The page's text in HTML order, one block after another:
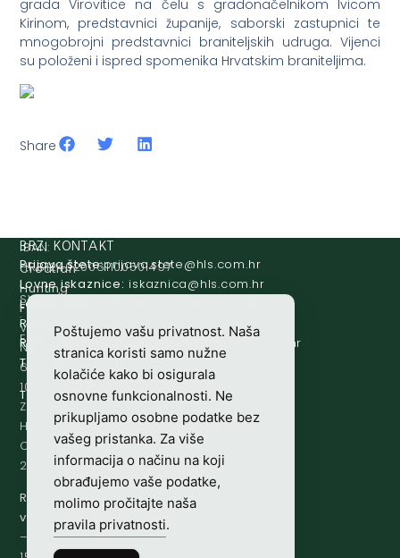
grada Virovitice na čelu s gradonačelnikom Ivicom
Kirinom, predstavnici županije, saborski zastupnici te
mnogobrojni predstavnici braniteljskih udruga. Vijenci
su položeni i ispred spomenika Hrvatskim braniteljima.
Share
Croatian
Hunting
Federation
Vladimira
Nazora
63
10000
Zagreb,
Hrvatska
OIB-
28817560444
Radno
vrijeme: 7:00
–
IBAN:
HR8124020061100501497
SWIFT/BIC
:
ESBCHR22
BRZI KONTAKT
Prijava štete: rh.moc.slh
@etets.avajirp
Lovne iskaznice:
rh.moc.slh
@acinzaksi
Lovno osposobljavanje:
Redakcija/ digitalni mediji:
rh.sl
@aidem
Računovodstvo:
rh.moc.slh
@ovtsdovonucar
Tajništvo:
rh.sl
@slh
Telefon: +385 (0)1 48 34 560
Poštujemo vašu privatnost. Naša
stranica koristi samo nužne
kolačiće kako bi osigurala
osnovne funkcionalnosti. Ne
prikupljamo osobne podatke bez
vašeg pristanka. Za više
informacija o načinu na koji
obrađujemo vaše podatke,
molimo pročitajte naša
pravila privatnosti.